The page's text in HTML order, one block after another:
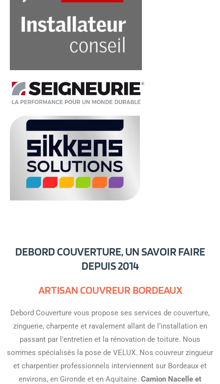
DEBORD COUVERTURE, UN SAVOIR FAIRE
DEPUIS 2014
ARTISAN COUVREUR BORDEAUX
Debord Couverture vous propose ses services de couverture,
zinguerie, charpente et ravalement allant de l’installation en
passant par l’entretien et la rénovation de toiture. Nous
sommes spécialisés la pose de VELUX. Nos couvreur zingueur
et charpentier professionnels interviennent sur Bordeaux et
environs, en Gironde et en Aquitaine. Camion Nacelle et